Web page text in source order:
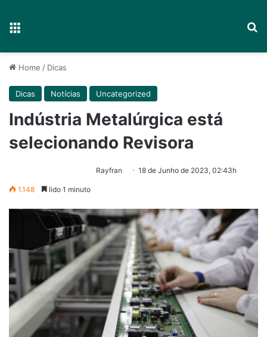
Home / Dicas
Dicas Notícias Uncategorized
Indústria Metalúrgica está
selecionando Revisora
Rayfran 18 de Junho de 2023, 02:43h
1.148 lido 1 minuto